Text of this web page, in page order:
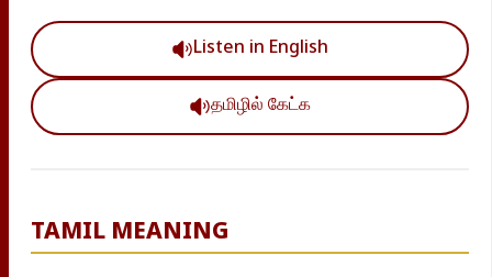
Listen in English
தமிழில் கேட்க
TAMIL MEANING